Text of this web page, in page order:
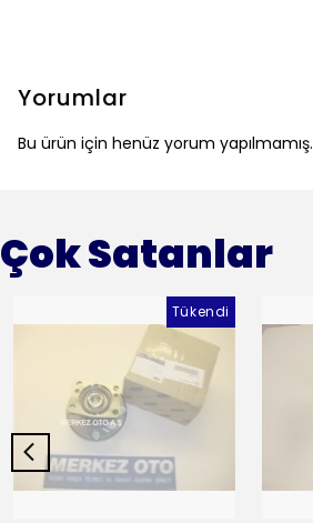
Yorumlar
Bu ürün için henüz yorum yapılmamış.
Çok Satanlar
Tükendi